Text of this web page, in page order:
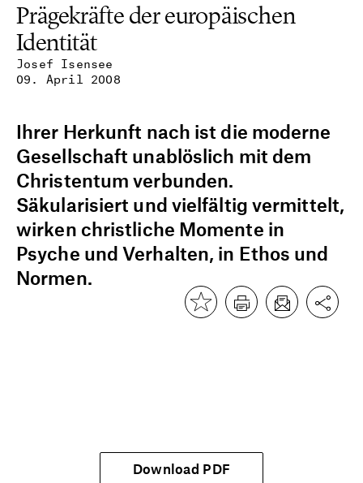
Josef Isensee
09. April 2008
Prägekräfte der europäischen
Identität
Ihrer Herkunft nach ist die moderne
Gesellschaft unablöslich mit dem
Christentum verbunden.
Säkularisiert und vielfältig vermittelt,
wirken christliche Momente in
Psyche und Verhalten, in Ethos und
Normen.
Download PDF